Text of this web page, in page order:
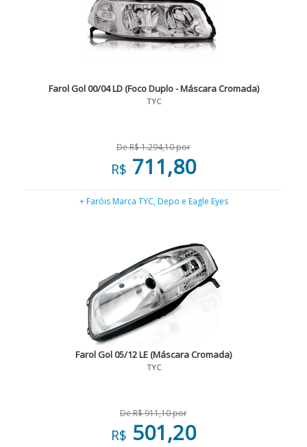
Farol Gol 00/04 LD (Foco Duplo - Máscara Cromada)
TYC
De R$ 1.294,10 por
R$ 711,80
+ Faróis Marca TYC, Depo e Eagle Eyes
Farol Gol 05/12 LE (Máscara Cromada)
TYC
De R$ 911,10 por
R$ 501,20